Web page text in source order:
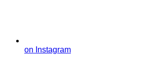
on Instagram